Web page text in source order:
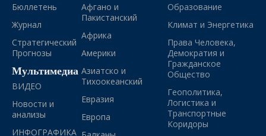
Бюллетень
Журнал
Стратегический
Прогнозы
Мультимедиа
ВИДЕО
Новости и
анализы
ИНФОГРАФИКА
Афгано и
Пакистанский
Африка
Америки
Азиатско и
Тихоокеанский
Евразия
Европа
Образование
Климат и Энергетика
Права Человека,
Демократия и
Гражданское
Общество
Геополитика,
Логистика и
Транспортные
Коридоры